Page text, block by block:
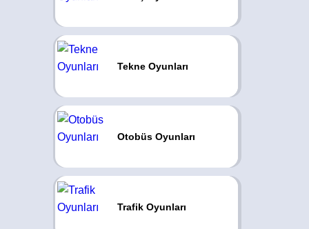
Tekne Oyunları
Otobüs Oyunları
Trafik Oyunları